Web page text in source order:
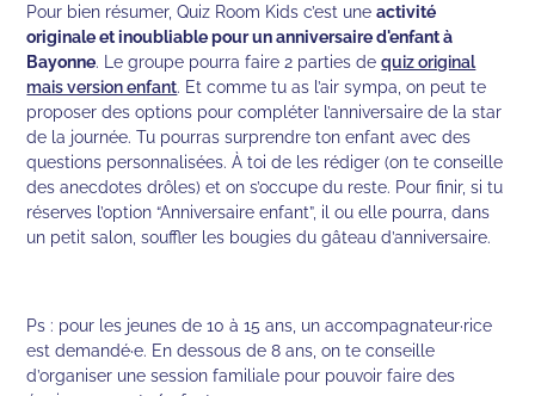
Pour bien résumer, Quiz Room Kids c’est uneactivité
originale et inoubliable pour un anniversaire d'enfant à
Bayonne. Le groupe pourra faire 2 parties dequiz original
mais version enfant. Et comme tu as l’air sympa, on peut te
proposer des options pour compléter l’anniversaire de la star
de la journée. Tu pourras surprendre ton enfant avec des
questions personnalisées. À toi de les rédiger (on te conseille
des anecdotes drôles) et on s’occupe du reste. Pour finir, si tu
réserves l’option “Anniversaire enfant”, il ou elle pourra, dans
un petit salon, souffler les bougies du gâteau d’anniversaire.
Ps : pour les jeunes de 10 à 15 ans, un accompagnateur·rice
est demandé·e. En dessous de 8 ans, on te conseille
d’organiser une session familiale pour pouvoir faire des